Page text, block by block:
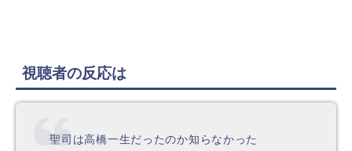
視聴者の反応は
聖司は高橋一生だったのか知らなかった